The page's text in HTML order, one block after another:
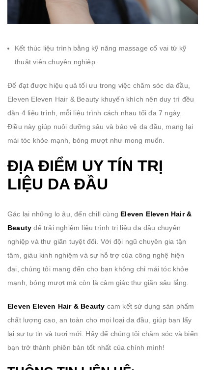
Kết thúc liệu trình bằng kỹ năng massage cổ vai từ kỹ
thuật viên chuyên nghiệp.
Để đạt được hiệu quả tối ưu trong việc chăm sóc da đầu,
Eleven Eleven Hair & Beauty khuyến khích nên duy trì đều
đặn 4 liệu trình, mỗi liệu trình cách nhau tối đa 7 ngày.
Điều này giúp nuôi dưỡng sâu và bảo vệ da đầu, mang lại
mái tóc khỏe mạnh, bóng mượt như mong muốn.
ĐỊA ĐIỂM UY TÍN TRỊ
LIỆU DA ĐẦU
Gác lại những lo âu, đến chill cùng Eleven Eleven Hair &
Beauty để trải nghiệm liệu trình trị liệu da đầu chuyên
nghiệp và thư giãn tuyệt đối. Với đội ngũ chuyên gia tận
tâm, giàu kinh nghiệm và sự hỗ trợ của công nghệ hiện
đại, chúng tôi mang đến cho bạn không chỉ mái tóc khỏe
mạnh, bóng mượt mà còn là cảm giác thư giãn sâu lắng.
Eleven Eleven Hair & Beauty cam kết sử dụng sản phẩm
chất lượng cao, an toàn cho mọi loại da đầu, giúp bạn lấy
lại sự tự tin và tươi mới. Hãy để chúng tôi chăm sóc và biến
bạn trở thành phiên bản tốt nhất của chính mình!